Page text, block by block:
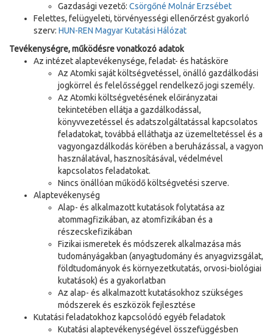
Gazdasági vezető: Csörgőné Molnár Erzsébet
Felettes, felügyeleti, törvényességi ellenőrzést gyakorló
szerv: HUN-REN Magyar Kutatási Hálózat
Tevékenységre, működésre vonatkozó adatok
Az intézet alaptevékenysége, feladat- és hatásköre
Az Atomki saját költségvetéssel, önálló gazdálkodási
jogkörrel és felelősséggel rendelkező jogi személy.
Az Atomki költségvetésének előirányzatai
tekintetében ellátja a gazdálkodással,
könyvvezetéssel és adatszolgáltatással kapcsolatos
feladatokat, továbbá elláthatja az üzemeltetéssel és a
vagyongazdálkodás körében a beruházással, a vagyon
használatával, hasznosításával, védelmével
kapcsolatos feladatokat.
Nincs önállóan működő költségvetési szerve.
Alaptevékenység
Alap- és alkalmazott kutatások folytatása az
atommagfizikában, az atomfizikában és a
részecskefizikában
Fizikai ismeretek és módszerek alkalmazása más
tudományágakban (anyagtudomány és anyagvizsgálat,
földtudományok és környezetkutatás, orvosi-biológiai
kutatások) és a gyakorlatban
Az alap- és alkalmazott kutatásokhoz szükséges
módszerek és eszközök fejlesztése
Kutatási feladatokhoz kapcsolódó egyéb feladatok
Kutatási alaptevékenységével összefüggésben